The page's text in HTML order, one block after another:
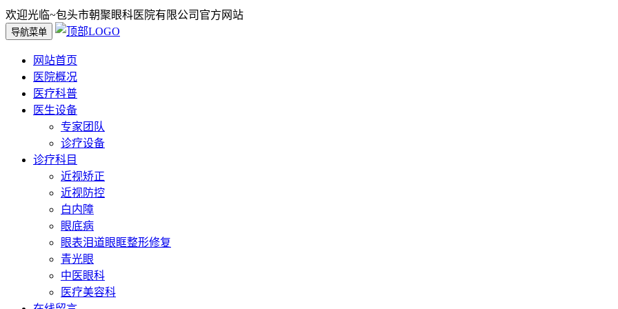
欢迎光临~包头市朝聚眼科医院有限公司官方网站
导航菜单
网站首页
医院概况
医疗科普
医生设备
专家团队
诊疗设备
诊疗科目
近视矫正
近视防控
白内障
眼底病
眼表泪道眼眶整形修复
青光眼
中医眼科
医疗美容科